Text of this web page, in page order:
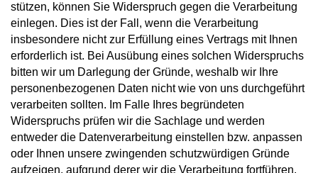
stützen, können Sie Widerspruch gegen die Verarbeitung
einlegen. Dies ist der Fall, wenn die Verarbeitung
insbesondere nicht zur Erfüllung eines Vertrags mit Ihnen
erforderlich ist. Bei Ausübung eines solchen Widerspruchs
bitten wir um Darlegung der Gründe, weshalb wir Ihre
personenbezogenen Daten nicht wie von uns durchgeführt
verarbeiten sollten. Im Falle Ihres begründeten
Widerspruchs prüfen wir die Sachlage und werden
entweder die Datenverarbeitung einstellen bzw. anpassen
oder Ihnen unsere zwingenden schutzwürdigen Gründe
aufzeigen, aufgrund derer wir die Verarbeitung fortführen.